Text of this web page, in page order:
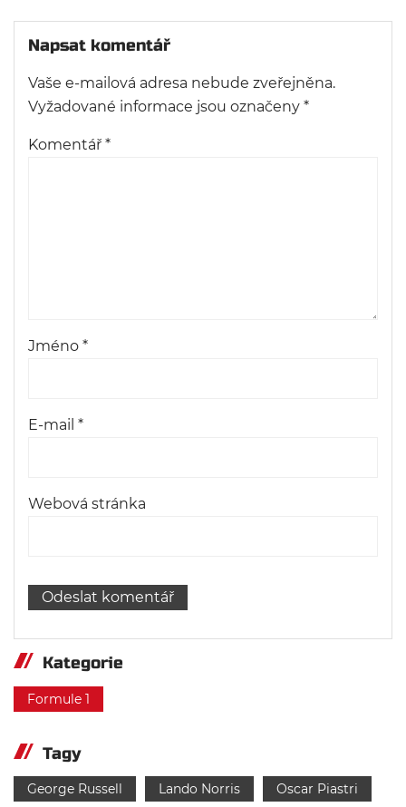
Napsat komentář
Vaše e-mailová adresa nebude zveřejněna.
Vyžadované informace jsou označeny *
Komentář *
Jméno *
E-mail *
Webová stránka
Kategorie
Formule 1
Tagy
George Russell Lando Norris Oscar Piastri